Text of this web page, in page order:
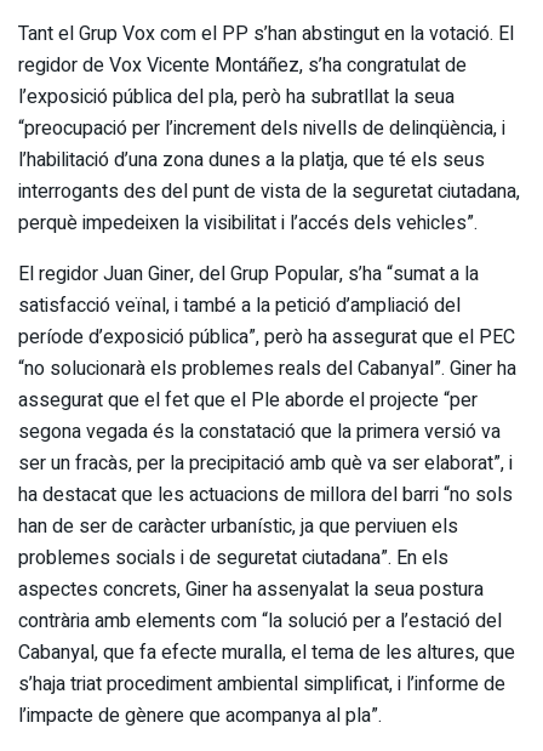
Tant el Grup Vox com el PP s’han abstingut en la votació. El
regidor de Vox Vicente Montáñez, s’ha congratulat de
l’exposició pública del pla, però ha subratllat la seua
“preocupació per l’increment dels nivells de delinqüència, i
l’habilitació d’una zona dunes a la platja, que té els seus
interrogants des del punt de vista de la seguretat ciutadana,
perquè impedeixen la visibilitat i l’accés dels vehicles”.
El regidor Juan Giner, del Grup Popular, s’ha “sumat a la
satisfacció veïnal, i també a la petició d’ampliació del
període d’exposició pública”, però ha assegurat que el PEC
“no solucionarà els problemes reals del Cabanyal”. Giner ha
assegurat que el fet que el Ple aborde el projecte “per
segona vegada és la constatació que la primera versió va
ser un fracàs, per la precipitació amb què va ser elaborat”, i
ha destacat que les actuacions de millora del barri “no sols
han de ser de caràcter urbanístic, ja que perviuen els
problemes socials i de seguretat ciutadana”. En els
aspectes concrets, Giner ha assenyalat la seua postura
contrària amb elements com “la solució per a l’estació del
Cabanyal, que fa efecte muralla, el tema de les altures, que
s’haja triat procediment ambiental simplificat, i l’informe de
l’impacte de gènere que acompanya al pla”.